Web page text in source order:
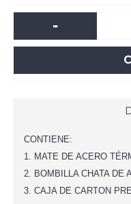
-
CONTIENE:
1. MATE DE ACERO
2. BOMBILLA CHATA DE
3. CAJA DE CARTON